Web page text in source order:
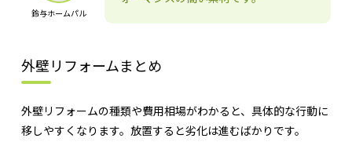
鈴与ホームパル
外壁リフォームまとめ
外壁リフォームの種類や費用相場がわかると、具体的な行動に
移しやすくなります。放置すると劣化は進むばかりです。